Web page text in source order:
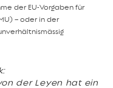
der EU-Vorgaben für
– oder in der
der Leyen hat ein